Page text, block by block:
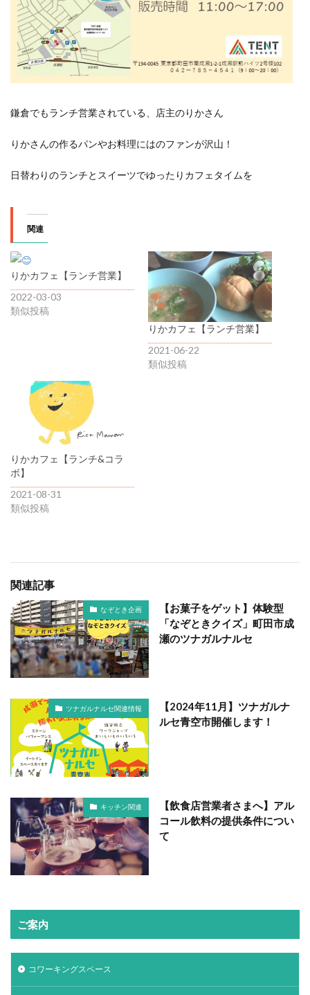
鎌倉でもランチ営業されている、店主のりかさん
りかさんの作るパンやお料理にはのファンが沢山！
日替わりのランチとスイーツでゆったりカフェタイムを
関連
りかカフェ【ランチ営業】
2022-03-03
類似投稿
りかカフェ【ランチ営業】
2021-06-22
類似投稿
りかカフェ【ランチ&コラ
ボ】
2021-08-31
類似投稿
関連記事
なぞとき企画
【お菓子をゲット】体験型
「なぞときクイズ」町田市成
瀬のツナガルナルセ
ツナガルナルセ関連情報
【2024年11月】ツナガルナ
ルセ青空市開催します！
キッチン関連
【飲食店営業者さまへ】アル
コール飲料の提供条件につい
て
ご案内
コワーキングスペース